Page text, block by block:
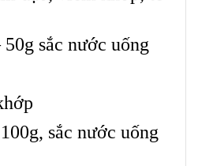
sắc nước uống
sắc nước uống